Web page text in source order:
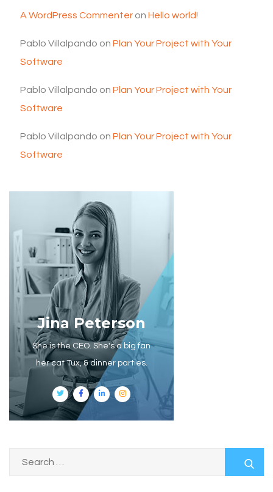
A WordPress Commenter on Hello world!
Pablo Villalpando on Plan Your Project with Your
Software
Pablo Villalpando on Plan Your Project with Your
Software
Pablo Villalpando on Plan Your Project with Your
Software
Jina Peterson
She is the CEO. She's a big fan
her cat Tux, & dinner parties.